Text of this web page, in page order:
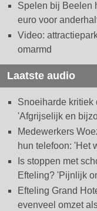
Spelen bij Beelen
euro voor
Video:
omarmd
Laatste audio
Snoeiharde kritiek
'Afgrijselijk en
Medewerkers
hun telefoon: 'Het
Is stoppen met
Efteling? 'Pijnlijk
Efteling Grand
evenveel omzet